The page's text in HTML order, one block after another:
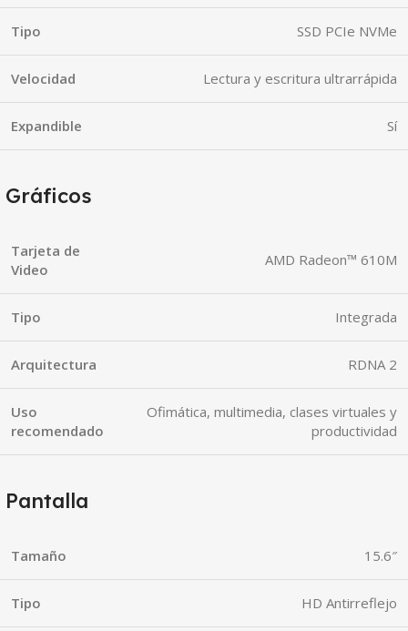
Tipo SSD PCIe NVMe
Velocidad Lectura y escritura ultrarrápida
Expandible Sí
Gráficos
Tarjeta de
Video
AMD Radeon™ 610M
Tipo Integrada
Arquitectura RDNA 2
Uso
recomendado
Ofimática, multimedia, clases virtuales y
productividad
Pantalla
Tamaño 15.6″
Tipo HD Antirreflejo